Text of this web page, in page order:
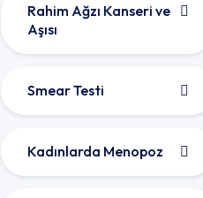
Rahim Ağzı Kanseri ve
Aşısı
Smear Testi
Kadınlarda Menopoz